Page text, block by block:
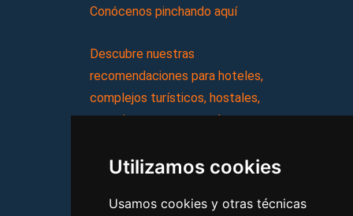
Utilizamos cookies
Usamos cookies y otras técnicas
Conócenos pinchando aquí
Descubre nuestras
recomendaciones para hoteles,
complejos turísticos, hostales,
vacaciones, paquetes de